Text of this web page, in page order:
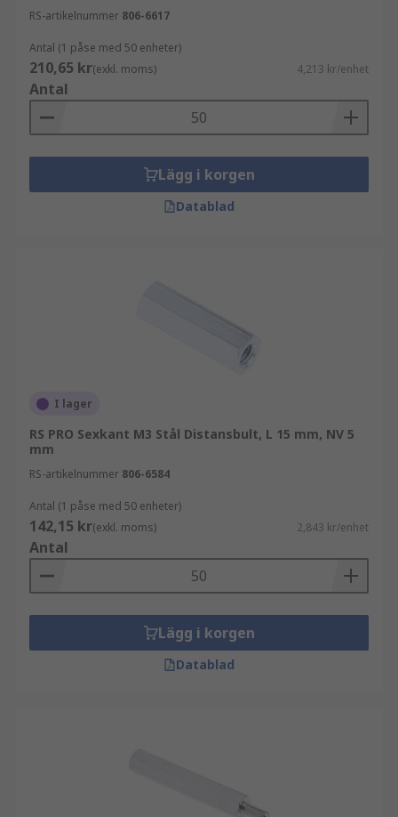
RS-artikelnummer 806-6617
Antal (1 påse med 50 enheter)
210,65 kr(exkl. moms) 4,213 kr/enhet
Antal
Lägg i korgen
Datablad
I lager
RS PRO Sexkant M3 Stål Distansbult, L 15 mm, NV 5
mm
RS-artikelnummer 806-6584
Antal (1 påse med 50 enheter)
142,15 kr(exkl. moms) 2,843 kr/enhet
Antal
Lägg i korgen
Datablad